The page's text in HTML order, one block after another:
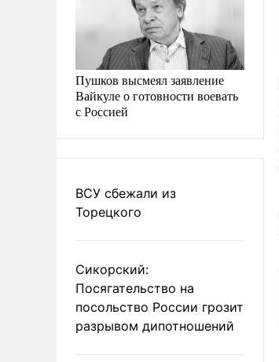
Пушков высмеял заявление
Вайкуле о готовности воевать
с Россией
ВСУ сбежали из
Торецкого
Сикорский:
Посягательство на
посольство России грозит
разрывом дипотношений